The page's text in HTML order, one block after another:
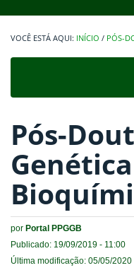
INÍCIO / PÓS-
Pós-
por Portal PPGGB
Publicado: 19/09/2019 - 11:00
Última modificação: 05/05/2020